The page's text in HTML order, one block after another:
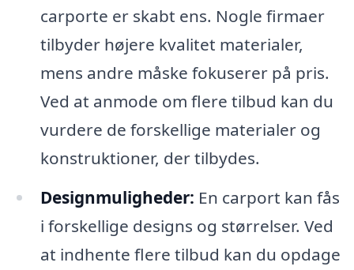
carporte er skabt ens. Nogle firmaer
tilbyder højere kvalitet materialer,
mens andre måske fokuserer på pris.
Ved at anmode om flere tilbud kan du
vurdere de forskellige materialer og
konstruktioner, der tilbydes.
Designmuligheder: En carport kan fås
i forskellige designs og størrelser. Ved
at indhente flere tilbud kan du opdage